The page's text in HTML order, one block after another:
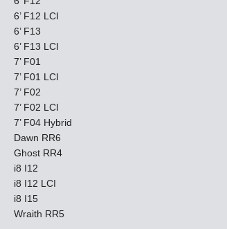
6’ F12 LCI
6’ F13
6’ F13 LCI
7’ F01
7’ F01 LCI
7’ F02
7’ F02 LCI
7’ F04 Hybrid
Dawn RR6
Ghost RR4
i8 I12
i8 I12 LCI
i8 I15
Wraith RR5